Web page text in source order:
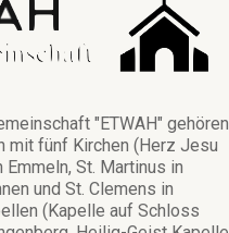
"ETWAH" gehören
mit fünf Kirchen (Herz Jesu
St. Martinus in
und St. Clemens in
(Kapelle auf Schloss